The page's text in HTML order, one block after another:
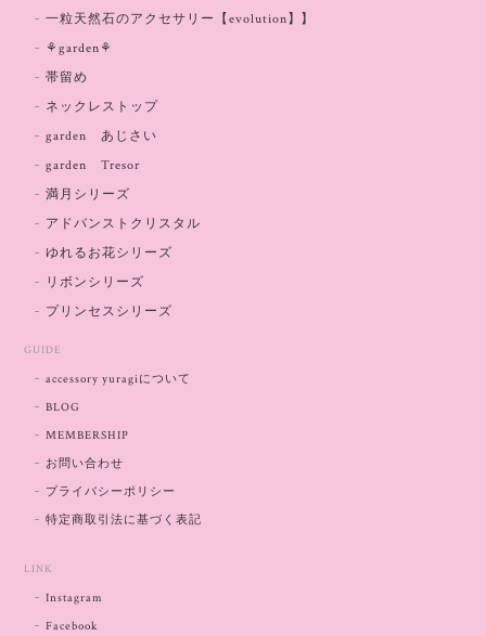
一粒天然石のアクセサリー【evolution】】
⚘garden⚘
帯留め
ネックレストップ
garden あじさい
garden Tresor
満月シリーズ
アドバンストクリスタル
ゆれるお花シリーズ
リボンシリーズ
プリンセスシリーズ
GUIDE
accessory yuragiについて
BLOG
MEMBERSHIP
お問い合わせ
プライバシーポリシー
特定商取引法に基づく表記
LINK
Instagram
Facebook